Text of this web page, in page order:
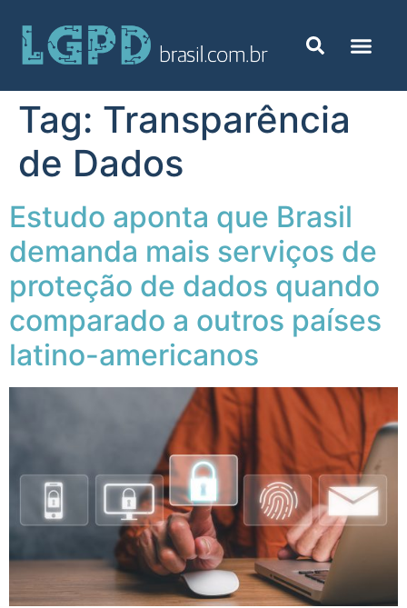
Tag: Transparência
de Dados
Estudo aponta que Brasil
demanda mais serviços de
proteção de dados quando
comparado a outros países
latino-americanos